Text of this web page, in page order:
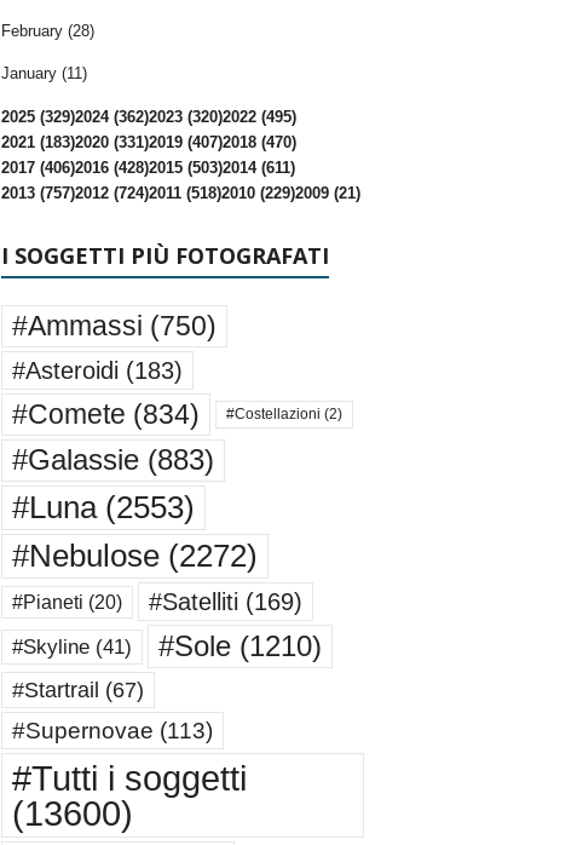
February (28)
January (11)
2025 (329)2024 (362)2023 (320)2022 (495)
2021 (183)2020 (331)2019 (407)2018 (470)
2017 (406)2016 (428)2015 (503)2014 (611)
2013 (757)2012 (724)2011 (518)2010 (229)2009 (21)
I SOGGETTI PIÙ FOTOGRAFATI
#Ammassi (750)
#Asteroidi (183)
#Comete (834) #Costellazioni (2)
#Galassie(883)
#Luna(2553)
#Nebulose(2272)
#Pianeti (20) #Satelliti (169)
#Skyline(41) #Sole(1210)
#Startrail (67)
#Supernovae (113)
#Tutti i soggetti
(13600)